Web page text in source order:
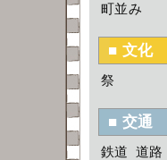
町並み
■ 文化
祭
■ 交通
鉄道 道路